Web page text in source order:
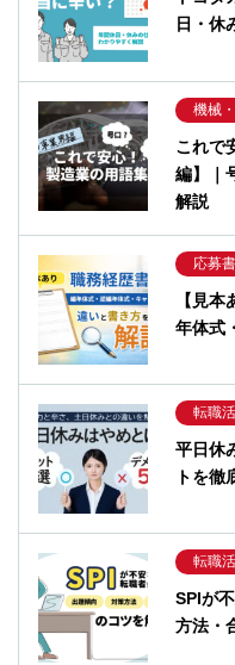
日・休
機械
これで
編】｜
解説
応募
【見
年体式
転職
平日休
トを徹
転職
SPIが
方法・